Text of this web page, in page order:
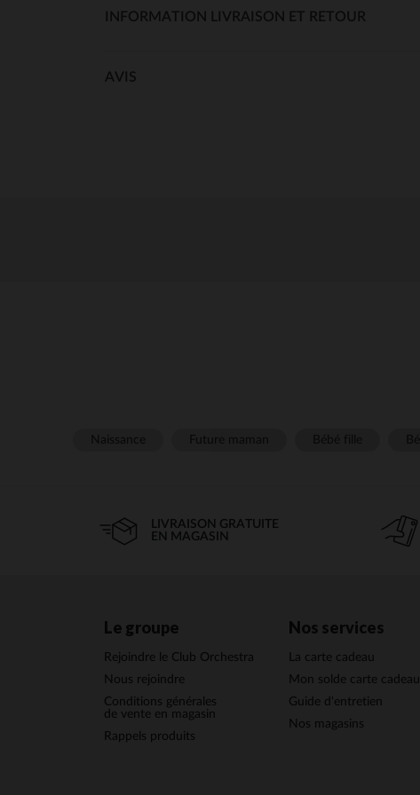
INFORMATION LIVRAISON ET RETOUR
AVIS
LIVRAISON GRATUITE
EN MAGASIN
Le groupe
Rejoindre le Club Orchestra
Nous rejoindre
Conditions générales
de vente en magasin
Rappels produits
Nos services
La carte cadeau
Mon solde carte cadeau
Guide d'entretien
Nos magasins